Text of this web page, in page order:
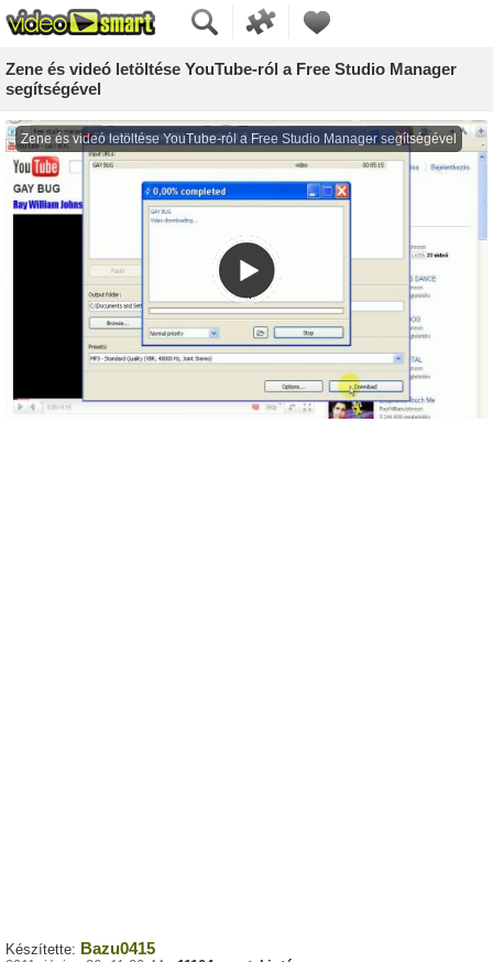
Zene és videó letöltése YouTube-ról a Free Studio Manager
segítségével
Készítette: Bazu0415